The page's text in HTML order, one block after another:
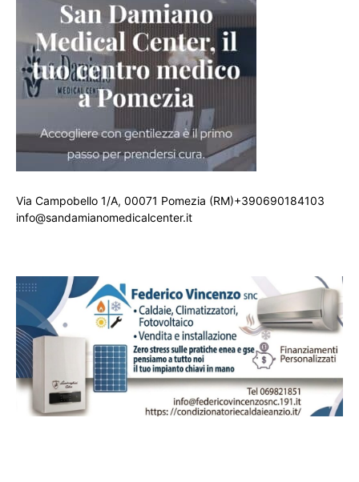
Via Campobello 1/A, 00071 Pomezia (RM)+390690184103
info@sandamianomedicalcenter.it